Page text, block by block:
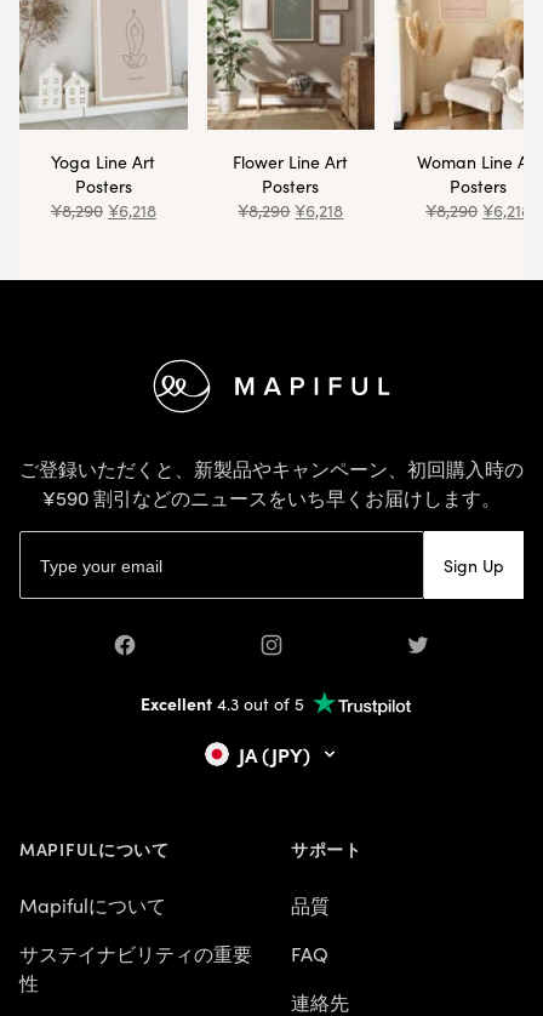
Yoga Line Art
Posters
¥8,290 ¥6,218
Flower Line Art
Posters
¥8,290 ¥6,218
Woman Line Art
Posters
¥8,290 ¥6,218
ご登録いただくと、新製品やキャンペーン、初回購入時の
¥590 割引などのニュースをいち早くお届けします。
Sign Up
Facebook Instagram Twitter
Excellent4.3 out of 5
JA (JPY)
MAPIFULについて
Mapifulについて
サステイナビリティの重要
性
サポート
品質
FAQ
連絡先